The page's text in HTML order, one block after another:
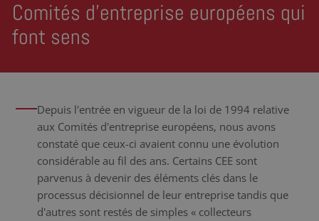
Comités d'entreprise européens qui
font sens
Depuis l'entrée en vigueur de la loi de 1994 relative
aux Comités d'entreprise européens, nous avons
constaté que ceux-ci avaient connu une évolution
considérable au fil des ans. Certains CEE sont
parvenus à devenir des éléments clés dans le
processus décisionnel de leur entreprise tandis que
d'autres sont restés de simples « collecteurs